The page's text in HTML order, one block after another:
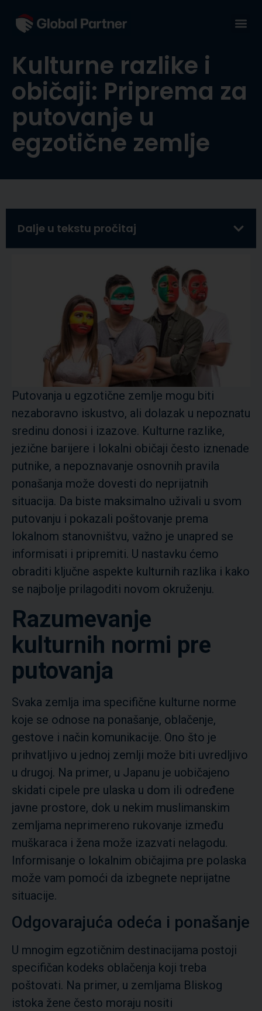
Kulturne razlike i
običaji: Priprema za
putovanje u
egzotične zemlje
Dalje u tekstu pročitaj
Putovanja u egzotične zemlje mogu biti
nezaboravno iskustvo, ali dolazak u nepoznatu
sredinu donosi i izazove. Kulturne razlike,
jezične barijere i lokalni običaji često iznenade
putnike, a nepoznavanje osnovnih pravila
ponašanja može dovesti do neprijatnih
situacija. Da biste maksimalno uživali u svom
putovanju i pokazali poštovanje prema
lokalnom stanovništvu, važno je unapred se
informisati i pripremiti. U nastavku ćemo
obraditi ključne aspekte kulturnih razlika i kako
se najbolje prilagoditi novom okruženju.
Razumevanje
kulturnih normi pre
putovanja
Svaka zemlja ima specifične kulturne norme
koje se odnose na ponašanje, oblačenje,
gestove i način komunikacije. Ono što je
prihvatljivo u jednoj zemlji može biti uvredljivo
u drugoj. Na primer, u Japanu je uobičajeno
skidati cipele pre ulaska u dom ili određene
javne prostore, dok u nekim muslimanskim
zemljama neprimereno rukovanje između
muškaraca i žena može izazvati nelagodu.
Informisanje o lokalnim običajima pre polaska
može vam pomoći da izbegnete neprijatne
situacije.
Odgovarajuća odeća i ponašanje
U mnogim egzotičnim destinacijama postoji
specifičan kodeks oblačenja koji treba
poštovati. Na primer, u zemljama Bliskog
istoka žene često moraju nositi